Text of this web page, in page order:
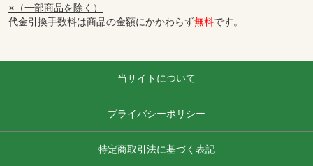
※（一部商品を除く）
代金引換手数料は商品の金額にかかわらず無料です。
当サイトについて
プライバシーポリシー
特定商取引法に基づく表記